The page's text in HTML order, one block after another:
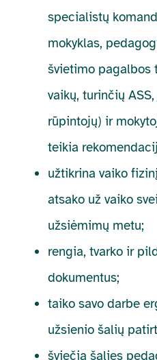
specialistų
mokyklas,
švietimo pagalbos
vaikų, turinčių
rūpintojų) ir
teikia
užtikrina vaiko
atsako už vaiko
užsiėmimų metu;
rengia, tvarko ir
dokumentus;
taiko savo darbe
užsienio šalių
šviečia šalies